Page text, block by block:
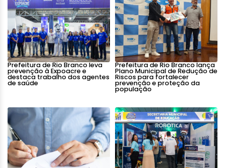
Prefeitura de Rio Branco leva
prevenção à Expoacre e
destaca trabalho dos agentes
de saúde
Prefeitura de Rio Branco lança
Plano Municipal de Redução de
Riscos para fortalecer
prevenção e proteção da
população